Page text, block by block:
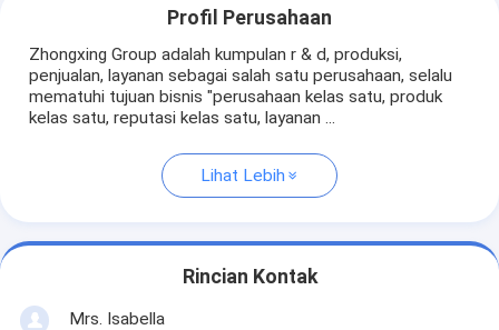
Profil Perusahaan
Zhongxing Group adalah kumpulan r & d, produksi,
penjualan, layanan sebagai salah satu perusahaan, selalu
mematuhi tujuan bisnis "perusahaan kelas satu, produk
kelas satu, reputasi kelas satu, layanan ...
Lihat Lebih
Rincian Kontak
Mrs. Isabella